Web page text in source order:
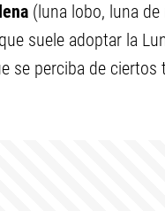
(luna lobo, luna
suele adoptar la
se perciba de